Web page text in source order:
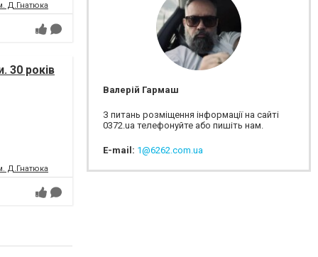
Д.Гнатюка
30 років
Д.Гнатюка
Валерій Гармаш
З питань розміщення інформації на сайті
0372.ua телефонуйте або пишіть нам.
E-mail: 1@6262.com.ua